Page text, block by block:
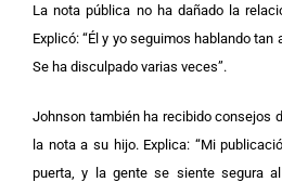
La nota pública no ha dañado la
Explicó: “Él y yo seguimos hablando
Se ha disculpado varias veces”.
Johnson también ha recibido consejos
la nota a su hijo. Explica: “Mi
puerta, y la gente se siente segura